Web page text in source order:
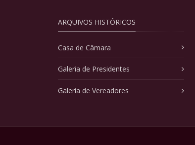
ARQUIVOS HISTÓRICOS
Casa de Câmara
Galeria de Presidentes
Galeria de Vereadores